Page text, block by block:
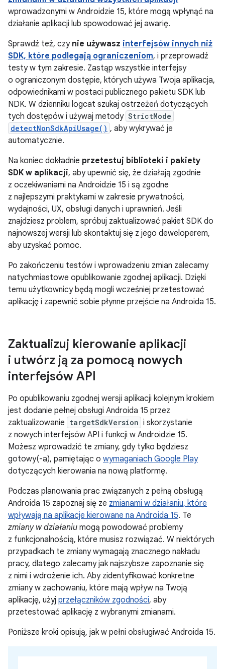
wprowadzonymi w Androidzie 15, które mogą wpłynąć na
działanie aplikacji lub spowodować jej awarię.
Sprawdź też, czy nie używasz interfejsów innych niż
SDK, które podlegają ograniczeniom, i przeprowadź
testy w tym zakresie. Zastąp wszystkie interfejsy
o ograniczonym dostępie, których używa Twoja aplikacja,
odpowiednikami w postaci publicznego pakietu SDK lub
NDK. W dzienniku logcat szukaj ostrzeżeń dotyczących
tych dostępów i używaj metody StrictMode
detectNonSdkApiUsage() , aby wykrywać je
automatycznie.
Na koniec dokładnie przetestuj biblioteki i pakiety
SDK w aplikacji, aby upewnić się, że działają zgodnie
z oczekiwaniami na Androidzie 15 i są zgodne
z najlepszymi praktykami w zakresie prywatności,
wydajności, UX, obsługi danych i uprawnień. Jeśli
znajdziesz problem, spróbuj zaktualizować pakiet SDK do
najnowszej wersji lub skontaktuj się z jego deweloperem,
aby uzyskać pomoc.
Po zakończeniu testów i wprowadzeniu zmian zalecamy
natychmiastowe opublikowanie zgodnej aplikacji. Dzięki
temu użytkownicy będą mogli wcześniej przetestować
aplikację i zapewnić sobie płynne przejście na Androida 15.
Zaktualizuj kierowanie aplikacji
i utwórz ją za pomocą nowych
interfejsów API
Po opublikowaniu zgodnej wersji aplikacji kolejnym krokiem
jest dodanie pełnej obsługi Androida 15 przez
zaktualizowanie targetSdkVersion i skorzystanie
z nowych interfejsów API i funkcji w Androidzie 15.
Możesz wprowadzić te zmiany, gdy tylko będziesz
gotowy(-a), pamiętając o wymaganiach Google Play
dotyczących kierowania na nową platformę.
Podczas planowania prac związanych z pełną obsługą
Androida 15 zapoznaj się ze zmianami w działaniu, które
wpływają na aplikacje kierowane na Androida 15. Te
zmiany w działaniu mogą powodować problemy
z funkcjonalnością, które musisz rozwiązać. W niektórych
przypadkach te zmiany wymagają znacznego nakładu
pracy, dlatego zalecamy jak najszybsze zapoznanie się
z nimi i wdrożenie ich. Aby zidentyfikować konkretne
zmiany w zachowaniu, które mają wpływ na Twoją
aplikację, użyj przełączników zgodności, aby
przetestować aplikację z wybranymi zmianami.
Poniższe kroki opisują, jak w pełni obsługiwać Androida 15.